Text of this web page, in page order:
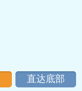
直达底部